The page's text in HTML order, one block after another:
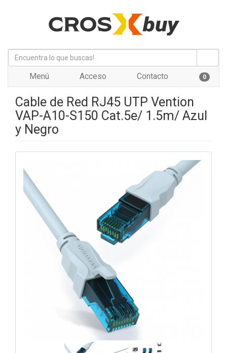
Menú Acceso Contacto 0
Cable de Red RJ45 UTP Vention
VAP-A10-S150 Cat.5e/ 1.5m/ Azul
y Negro